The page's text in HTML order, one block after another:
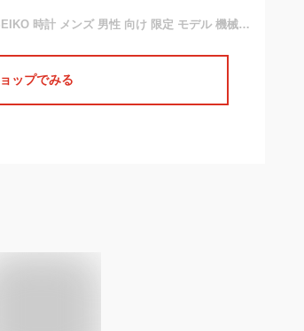
セイコー メカニカル 腕時計 SZSB SEIKO 時計 メンズ 男性 向け 限定 モデル 機械式 オートマ 自動巻き 裏 スケルトン 自動巻 人気 ブランド おすすめ 仕事 ビジネス フォーマル スーツ ワイシャツ おしゃれ 記念日 誕生日 プレゼント 日付 曜日 文字盤 シンプル
ップでみる